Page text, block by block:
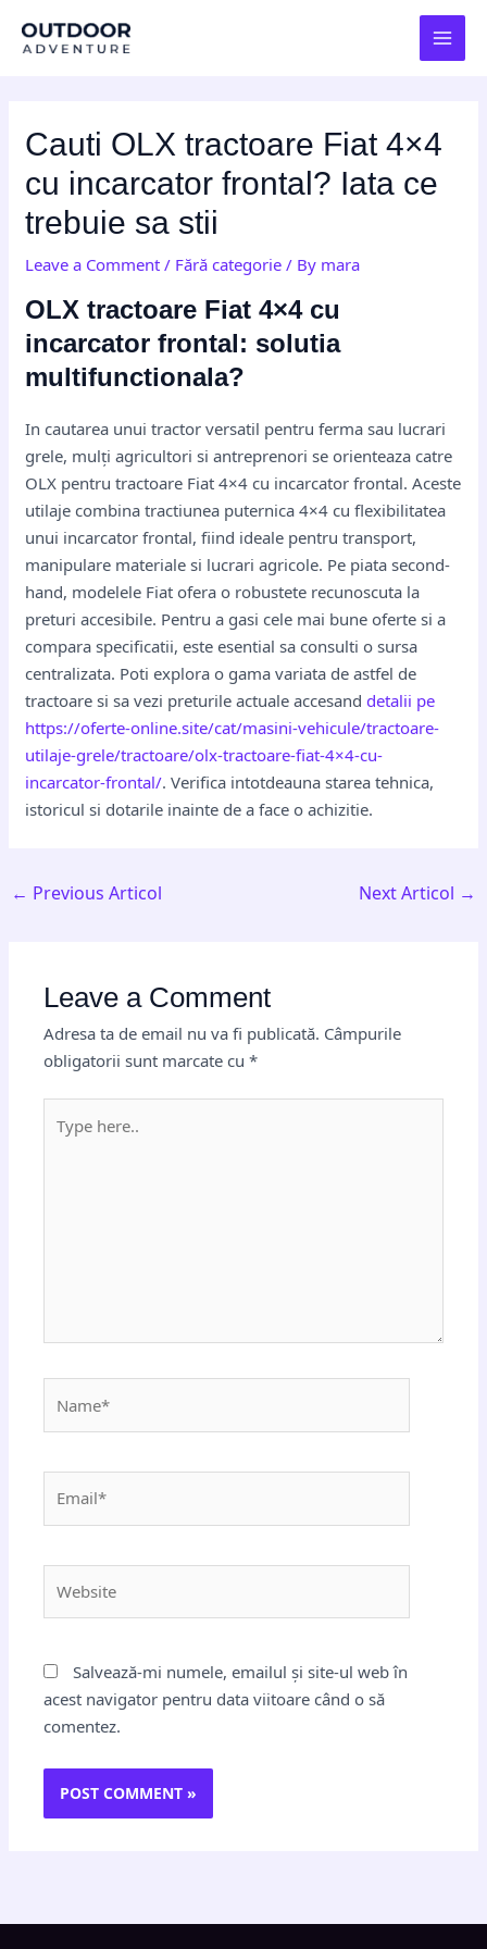
Cauti OLX tractoare Fiat 4×4
cu incarcator frontal? Iata ce
trebuie sa stii
Leave a Comment / Fără categorie / By mara
OLX tractoare Fiat 4×4 cu
incarcator frontal: solutia
multifunctionala?
In cautarea unui tractor versatil pentru ferma sau lucrari
grele, mulți agricultori si antreprenori se orienteaza catre
OLX pentru tractoare Fiat 4×4 cu incarcator frontal. Aceste
utilaje combina tractiunea puternica 4×4 cu flexibilitatea
unui incarcator frontal, fiind ideale pentru transport,
manipulare materiale si lucrari agricole. Pe piata second-
hand, modelele Fiat ofera o robustete recunoscuta la
preturi accesibile. Pentru a gasi cele mai bune oferte si a
compara specificatii, este esential sa consulti o sursa
centralizata. Poti explora o gama variata de astfel de
tractoare si sa vezi preturile actuale accesanddetalii pe
https://oferte-online.site/cat/masini-vehicule/tractoare-
utilaje-grele/tractoare/olx-tractoare-fiat-4×4-cu-
incarcator-frontal/. Verifica intotdeauna starea tehnica,
istoricul si dotarile inainte de a face o achizitie.
navigation
← Previous Articol Next Articol →
Leave a Comment
Adresa ta de email nu va fi publicată. Câmpurile
obligatorii sunt marcate cu*
here..
Salvează-mi numele, emailul și site-ul web în
acest navigator pentru data viitoare când o să
comentez.